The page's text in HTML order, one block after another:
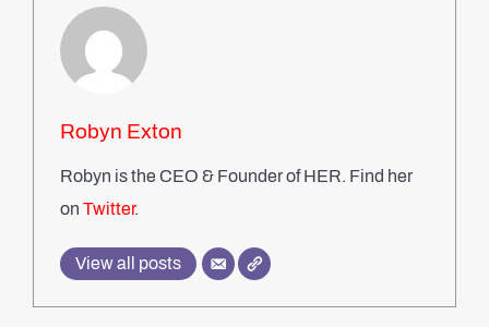
Robyn Exton
Robyn is the CEO & Founder of HER. Find her
on Twitter.
View all posts